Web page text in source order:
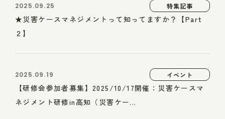
2025.09.25 特集記事
★災害ケースマネジメントって知ってますか？【Part
２】
2025.09.19 イベント
【研修会参加者募集】2025/10/17開催：災害ケースマ
ネジメント研修in高知（災害ケー...